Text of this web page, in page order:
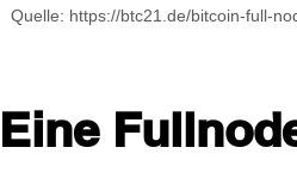
Quelle: https://btc21.de/bitcoin-full-
Eine